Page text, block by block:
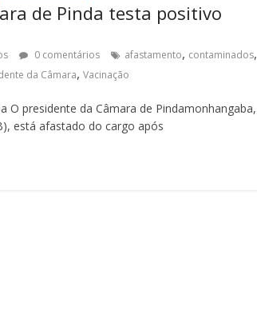
de Pinda testa positivo
0 comentários afastamento, contaminados,
da Câmara, Vacinação
O presidente da Câmara de Pindamonhangaba,
está afastado do cargo após